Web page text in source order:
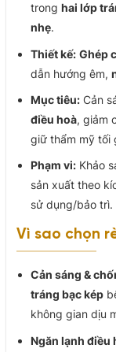
trong hai lớp
nhẹ.
Thiết kế: Ghép
dẫn hướng êm,
Mục tiêu: Cản
điều hoà, giảm
giữ thẩm mỹ tối
Phạm vi: Khảo
sản xuất theo
sử dụng/bảo trì.
Vì sao chọn
Cản sáng &
tráng bạc kép
không gian dịu
Ngăn lạnh điều